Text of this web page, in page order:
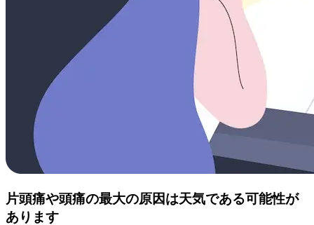
片頭痛や頭痛の最大の原因は天気である可能性が
あります